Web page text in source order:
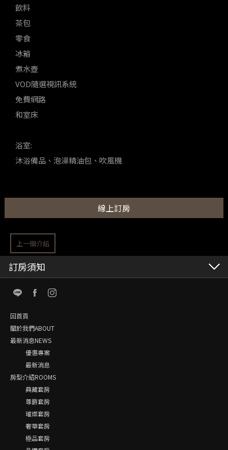
飲料
茶包
零食
冰箱
煮水壺
VOD隨選視訊系統
免費網路
和室床
浴室:
沐浴備品、泡澡精油包、吹風機
線上訂房
上一個介紹
訂房須知
回首頁
關於我們ABOUT
最新消息NEWS
優惠專案
最新消息
房型介紹ROOMS
典藏套房
尊爵套房
璀燦套房
奢華套房
極品套房